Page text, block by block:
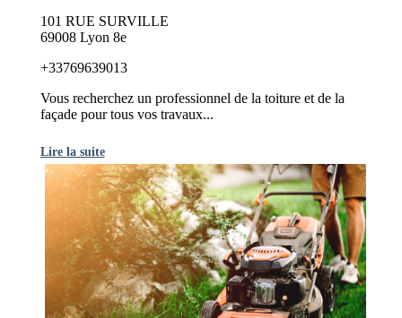
101 RUE SURVILLE
69008 Lyon 8e
+33769639013
Vous recherchez un professionnel de la toiture et de la
façade pour tous vos travaux...
Lire la suite